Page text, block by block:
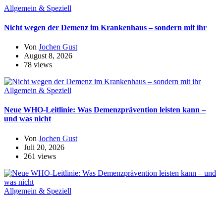
Allgemein & Speziell
Nicht wegen der Demenz im Krankenhaus – sondern mit ihr
Von Jochen Gust
August 8, 2026
78 views
Allgemein & Speziell
Neue WHO-Leitlinie: Was Demenzprävention leisten kann –
und was nicht
Von Jochen Gust
Juli 20, 2026
261 views
Allgemein & Speziell